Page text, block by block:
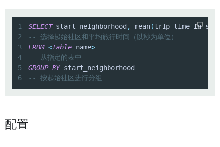
1 SELECT start_neighborhood , mean(
2
-- 选择起始社区和平均旅行时间（以秒为单位）
3
FROM <table name>
4
-- 从指定的表中
5
GROUP BY
6
-- 按起始社区进行分组
配置